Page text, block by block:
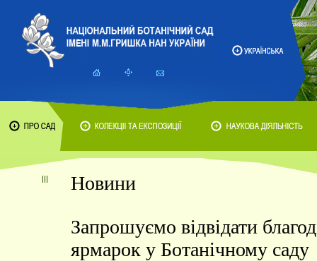
Новини
Запрошуємо відвідати
ярмарок у Ботанічному саду